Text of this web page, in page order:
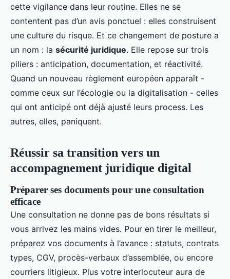
cette vigilance dans leur routine. Elles ne se
contentent pas d’un avis ponctuel : elles construisent
une culture du risque. Et ce changement de posture a
un nom : la sécurité juridique. Elle repose sur trois
piliers : anticipation, documentation, et réactivité.
Quand un nouveau règlement européen apparaît -
comme ceux sur l’écologie ou la digitalisation - celles
qui ont anticipé ont déjà ajusté leurs process. Les
autres, elles, paniquent.
Réussir sa transition vers un
accompagnement juridique digital
Préparer ses documents pour une consultation
efficace
Une consultation ne donne pas de bons résultats si
vous arrivez les mains vides. Pour en tirer le meilleur,
préparez vos documents à l’avance : statuts, contrats
types, CGV, procès-verbaux d’assemblée, ou encore
courriers litigieux. Plus votre interlocuteur aura de